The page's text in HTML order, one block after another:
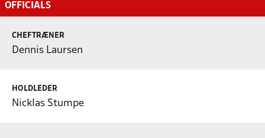
OFFICIALS
CHEFTRÆNER
Dennis Laursen
HOLDLEDER
Nicklas Stumpe